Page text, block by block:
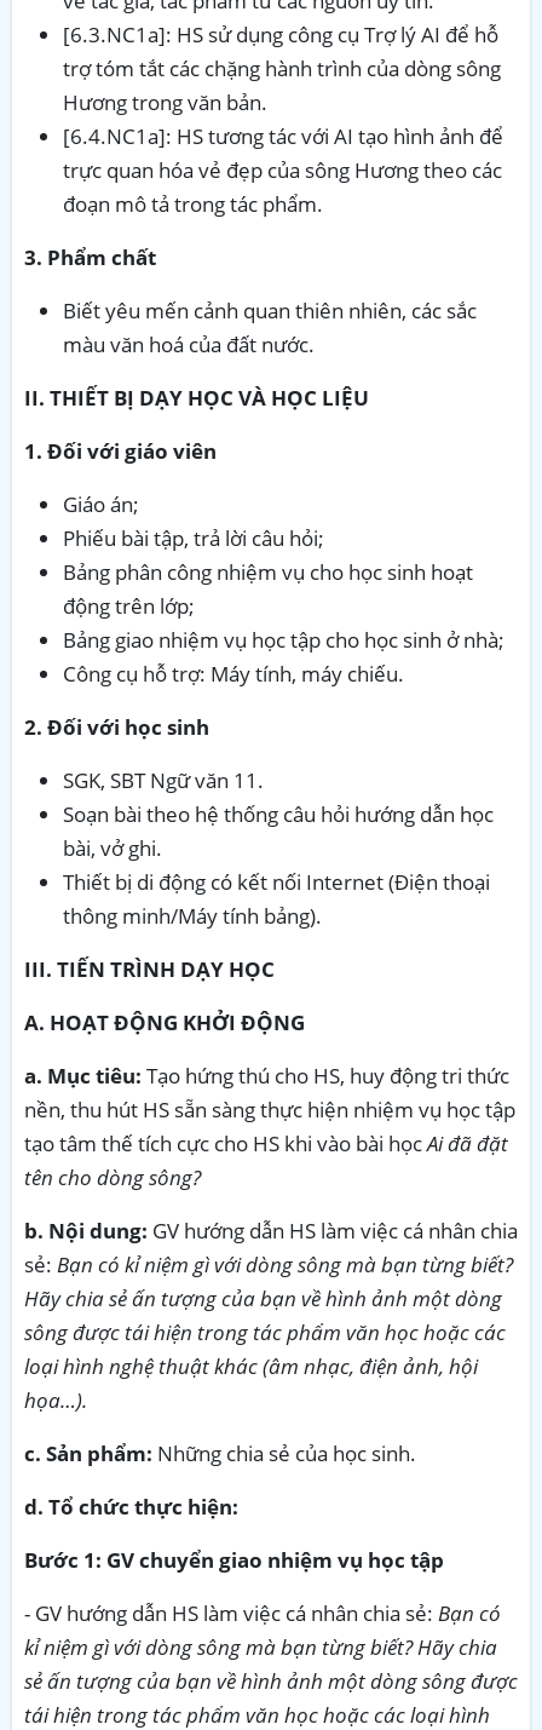
[6.3.NC1a]: HS sử dụng công cụ Trợ lý AI để hỗ
trợ tóm tắt các chặng hành trình của dòng sông
Hương trong văn bản.
[6.4.NC1a]: HS tương tác với AI tạo hình ảnh để
trực quan hóa vẻ đẹp của sông Hương theo các
đoạn mô tả trong tác phẩm.
3. Phẩm chất
Biết yêu mến cảnh quan thiên nhiên, các sắc
màu văn hoá của đất nước.
II. THIẾT BỊ DẠY HỌC VÀ HỌC LIỆU
1. Đối với giáo viên
Giáo án;
Phiếu bài tập, trả lời câu hỏi;
Bảng phân công nhiệm vụ cho học sinh hoạt
động trên lớp;
Bảng giao nhiệm vụ học tập cho học sinh ở nhà;
Công cụ hỗ trợ: Máy tính, máy chiếu.
2. Đối với học sinh
SGK, SBT Ngữ văn 11.
Soạn bài theo hệ thống câu hỏi hướng dẫn học
bài, vở ghi.
Thiết bị di động có kết nối Internet (Điện thoại
thông minh/Máy tính bảng).
III. TIẾN TRÌNH DẠY HỌC
A. HOẠT ĐỘNG KHỞI ĐỘNG
a. Mục tiêu: Tạo hứng thú cho HS, huy động tri thức
nền, thu hút HS sẵn sàng thực hiện nhiệm vụ học tập
tạo tâm thế tích cực cho HS khi vào bài họcAi đã đặt
tên cho dòng sông?
b. Nội dung: GV hướng dẫn HS làm việc cá nhân chia
sẻ: Bạn có kỉ niệm gì với dòng sông mà bạn từng biết?
Hãy chia sẻ ấn tượng của bạn về hình ảnh một dòng
sông được tái hiện trong tác phẩm văn học hoặc các
loại hình nghệ thuật khác (âm nhạc, điện ảnh, hội
họa…).
c. Sản phẩm: Những chia sẻ của học sinh.
d. Tổ chức thực hiện:
Bước 1: GV chuyển giao nhiệm vụ học tập
- GV hướng dẫn HS làm việc cá nhân chia sẻ: Bạn có
kỉ niệm gì với dòng sông mà bạn từng biết? Hãy chia
sẻ ấn tượng của bạn về hình ảnh một dòng sông được
tái hiện trong tác phẩm văn học hoặc các loại hình